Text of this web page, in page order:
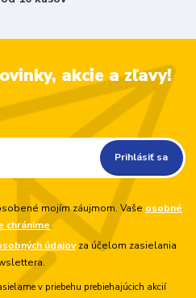
akcie a zľavy!
Prihlásiť sa
mojím záujmom. Vaše osobné
chránime.
údajovza účelom zasielania
v priebehu prebiehajúcich akcií